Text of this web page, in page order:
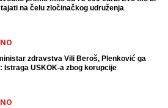
na čelu zločinačkog udruženja
zdravstva Vili Beroš, Plenković ga
Istraga USKOK-a zbog korupcije